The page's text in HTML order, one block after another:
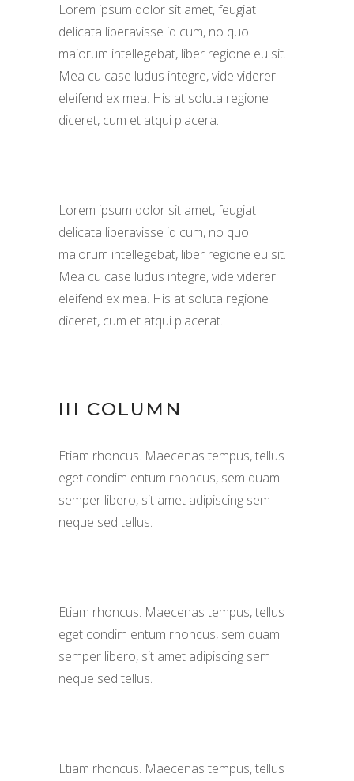
Lorem ipsum dolor sit amet, feugiat
delicata liberavisse id cum, no quo
maiorum intellegebat, liber regione eu sit.
Mea cu case ludus integre, vide viderer
eleifend ex mea. His at soluta regione
diceret, cum et atqui placera.
Lorem ipsum dolor sit amet, feugiat
delicata liberavisse id cum, no quo
maiorum intellegebat, liber regione eu sit.
Mea cu case ludus integre, vide viderer
eleifend ex mea. His at soluta regione
diceret, cum et atqui placerat.
III COLUMN
Etiam rhoncus. Maecenas tempus, tellus
eget condim entum rhoncus, sem quam
semper libero, sit amet adipiscing sem
neque sed tellus.
Etiam rhoncus. Maecenas tempus, tellus
eget condim entum rhoncus, sem quam
semper libero, sit amet adipiscing sem
neque sed tellus.
Etiam rhoncus. Maecenas tempus, tellus